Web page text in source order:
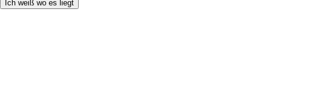
Ich weiß wo es liegt